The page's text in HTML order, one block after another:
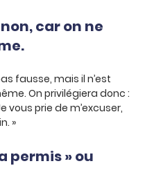
non, car on ne
fausse, mais il n’est
On privilégiera donc :
vous prie de m’excuser,
»
permis » ou